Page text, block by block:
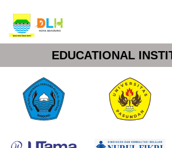
EDUCATIONAL